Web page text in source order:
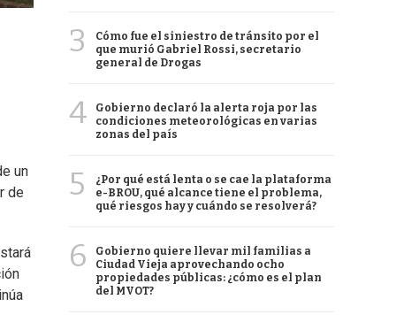
un
de
3
Cómo fue el siniestro de tránsito por el
que murió Gabriel Rossi, secretario
general de Drogas
4
Gobierno declaró la alerta roja por las
condiciones meteorológicas en varias
zonas del país
5
¿Por qué está lenta o se cae la plataforma
e-BROU, qué alcance tiene el problema,
qué riesgos hay y cuándo se resolverá?
6
Gobierno quiere llevar mil familias a
Ciudad Vieja aprovechando ocho
propiedades públicas: ¿cómo es el plan
del MVOT?